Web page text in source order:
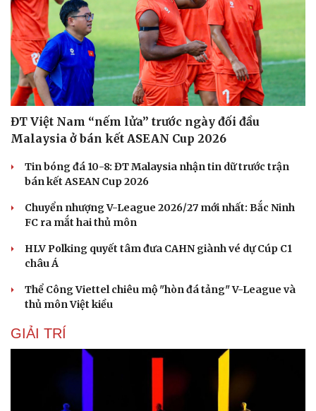
Sức khỏe
Dinh dưỡng - món ngon
Sản phụ khoa
Nhi khoa
Làm đẹp - giảm cân
Ăn sạch sống khỏe
Đời sống
Tình yêu - Gia đình
ĐT Việt Nam “nếm lửa” trước ngày đối đầu
Malaysia ở bán kết ASEAN Cup 2026
Tin bóng đá 10-8: ĐT Malaysia nhận tin dữ trước trận
bán kết ASEAN Cup 2026
Chuyển nhượng V-League 2026/27 mới nhất: Bắc Ninh
FC ra mắt hai thủ môn
HLV Polking quyết tâm đưa CAHN giành vé dự Cúp C1
châu Á
Thể Công Viettel chiêu mộ "hòn đá tảng" V-League và
thủ môn Việt kiều
GIẢI TRÍ